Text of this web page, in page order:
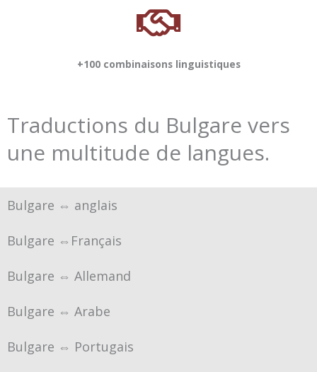
+100 combinaisons linguistiques
Traductions du Bulgare vers
une multitude de langues.
Bulgare ⇔ anglais
Bulgare ⇔Français
Bulgare ⇔ Allemand
Bulgare ⇔ Arabe
Bulgare ⇔ Portugais